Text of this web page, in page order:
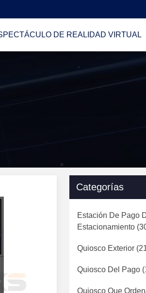
DE REALIDAD VIRTUAL
Categorías
Estación De Pago
Estacionamiento
Quiosco Exterior
Quiosco Del Pago
Quiosco Que